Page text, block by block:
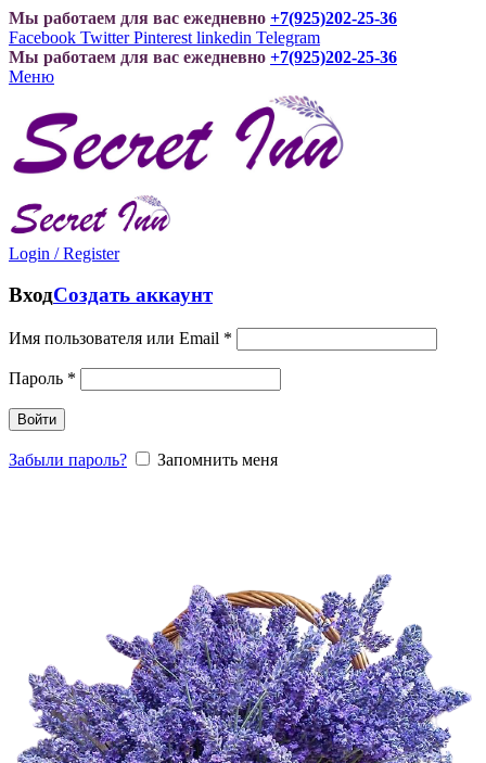
Мы работаем для вас ежедневно +7(925)202-25-36
Facebook Twitter Pinterest linkedin Telegram
Мы работаем для вас ежедневно +7(925)202-25-36
Меню
Login / Register
ВходСоздать аккаунт
Имя пользователя или Email *
Пароль *
Войти
Забыли пароль? Запомнить меня